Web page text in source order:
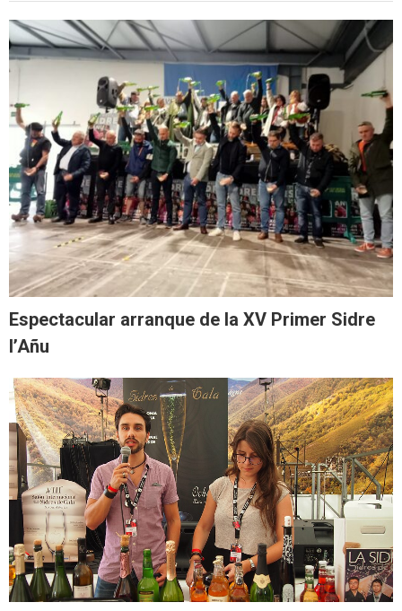
Espectacular arranque de la XV Primer Sidre
l’Añu